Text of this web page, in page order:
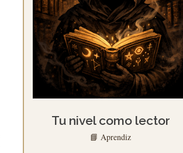
Tu nivel como lector
📘 Aprendiz